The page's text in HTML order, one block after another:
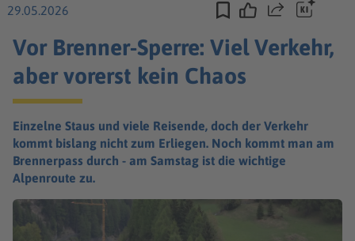
29.05.2026 Teilen
Vor Brenner-Sperre: Viel Verkehr,
aber vorerst kein Chaos
Einzelne Staus und viele Reisende, doch der Verkehr
kommt bislang nicht zum Erliegen. Noch kommt man am
Brennerpass durch - am Samstag ist die wichtige
Alpenroute zu.